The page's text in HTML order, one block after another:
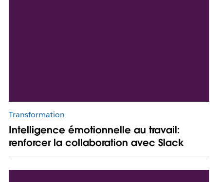
Transformation
Intelligence émotionnelle au travail:
renforcer la collaboration avec Slack